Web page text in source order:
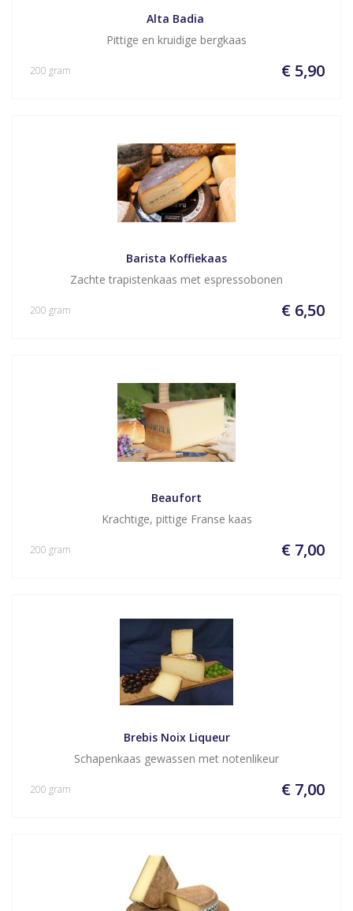
Alta Badia
Pittige en kruidige bergkaas
€ 5,90
200 gram
Barista Koffiekaas
Zachte trapistenkaas met espressobonen
€ 6,50
200 gram
Beaufort
Krachtige, pittige Franse kaas
€ 7,00
200 gram
Brebis Noix Liqueur
Schapenkaas gewassen met notenlikeur
€ 7,00
200 gram